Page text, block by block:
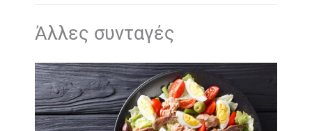
Άλλες συνταγές